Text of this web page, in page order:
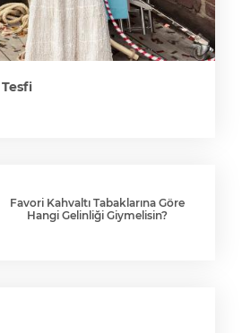
Tesfi
Favori Kahvaltı Tabaklarına Göre
Hangi Gelinliği Giymelisin?